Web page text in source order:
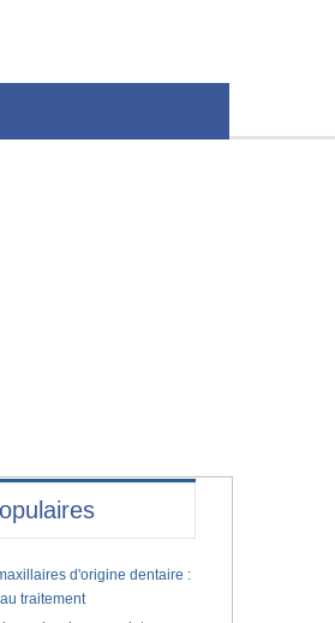
d'origine dentaire :
traitement